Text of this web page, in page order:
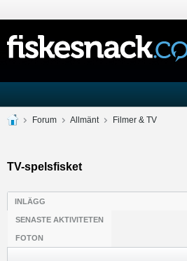
Forum Allmänt Filmer & TV
TV-spelsfisket
INLÄGG
SENASTE AKTIVITETEN
FOTON